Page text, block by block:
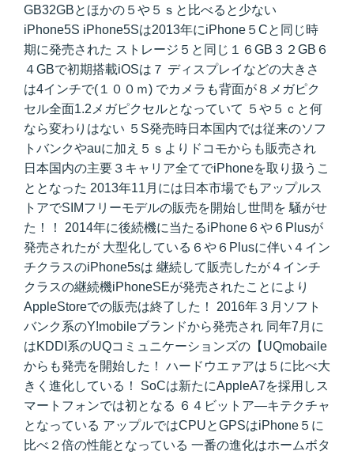
GB32GBとほかの５や５ｓと比べると少ない
iPhone5S iPhone5Sは2013年にiPhone５Cと同じ時
期に発売された ストレージ５と同じ１６GB３２GB６
４GBで初期搭載iOSは７ ディスプレイなどの大きさ
は4インチで(１００ｍ) でカメラも背面が８メガピク
セル全面1.2メガピクセルとなっていて ５や５ｃと何
なら変わりはない ５S発売時日本国内では従来のソフ
トバンクやauに加え５ｓよりドコモからも販売され
日本国内の主要３キャリア全てでiPhoneを取り扱うこ
ととなった 2013年11月には日本市場でもアップルス
トアでSIMフリーモデルの販売を開始し世間を 騒がせ
た！！ 2014年に後続機に当たるiPhone６や６Plusが
発売されたが 大型化している６や６Plusに伴い４イン
チクラスのiPhone5sは 継続して販売したが４インチ
クラスの継続機iPhoneSEが発売されたことにより
AppleStoreでの販売は終了した！ 2016年３月ソフト
バンク系のY!mobileブランドから発売され 同年7月に
はKDDI系のUQコミュニケーションズの【UQmobaile
からも発売を開始した！ ハードウエァアは５に比べ大
きく進化している！ SoCは新たにAppleA7を採用しス
マートフォンでは初となる ６４ビットア―キテクチャ
となっている アップルではCPUとGPSはiPhone５に
比べ２倍の性能となっている 一番の進化はホームボタ